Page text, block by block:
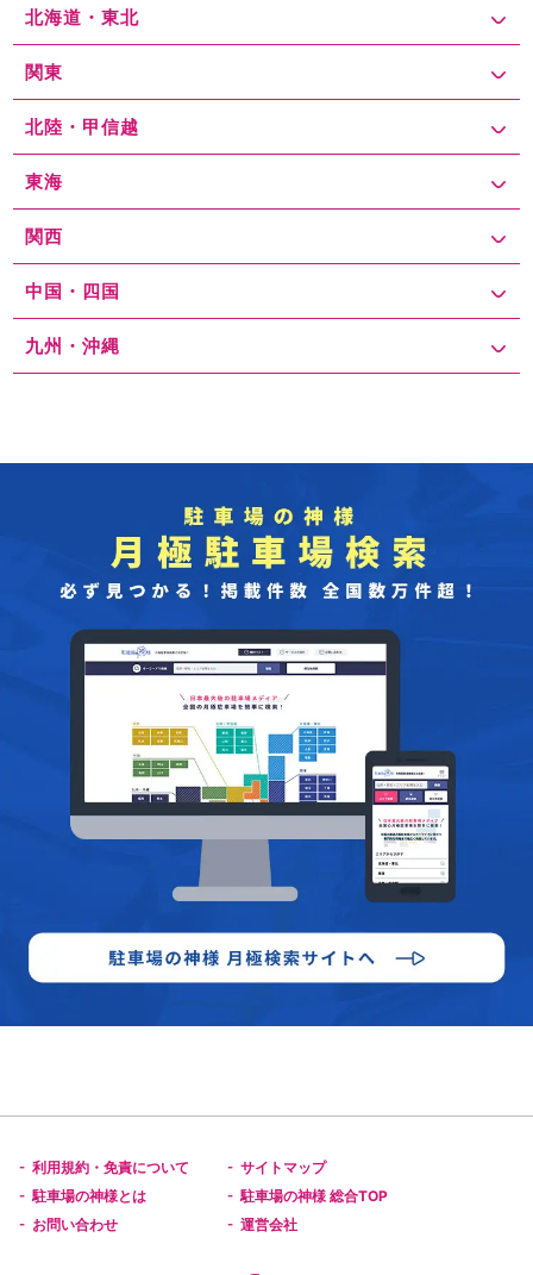
北海道・東北
関東
北陸・甲信越
東海
関西
中国・四国
九州・沖縄
- 利用規約・免責について - サイトマップ
- 駐車場の神様とは - 駐車場の神様 総合TOP
- お問い合わせ - 運営会社